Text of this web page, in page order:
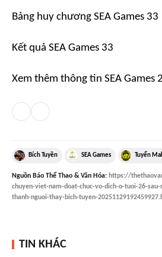
Bảng huy chương SEA Games 33
Kết quả SEA Games 33
Xem thêm thông tin SEA Games
Bích Tuyền SEA Games Tuyển
Nguồn Báo Thể Thao & Văn Hóa: https://
chuyen-viet-nam-doat-chuc-vo-dich-o-tuoi-26-
thanh-nguoi-thay-bich-tuyen-
TIN KHÁC